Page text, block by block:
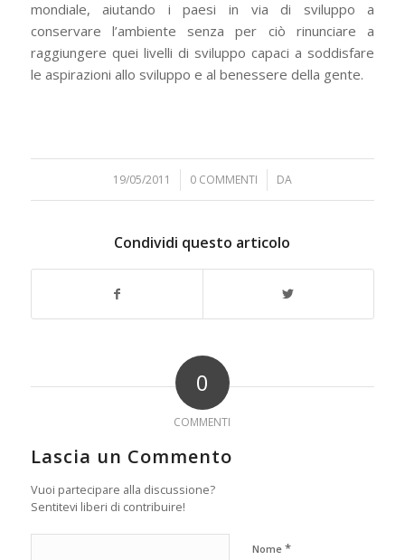
mondiale, aiutando i paesi in via di sviluppo a
conservare l’ambiente senza per ciò rinunciare a
raggiungere quei livelli di sviluppo capaci a soddisfare
le aspirazioni allo sviluppo e al benessere della gente.
19/05/2011
/ 0 COMMENTI
/ DA
Condividi questo articolo
0
COMMENTI
Lascia un Commento
Vuoi partecipare alla discussione?
Sentitevi liberi di contribuire!
Nome *